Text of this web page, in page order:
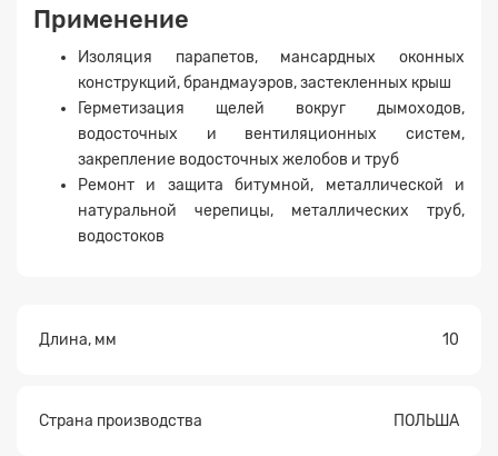
Применение
Изоляция парапетов, мансардных оконных
конструкций, брандмауэров, застекленных крыш
Герметизация щелей вокруг дымоходов,
водосточных и вентиляционных систем,
закрепление водосточных желобов и труб
Ремонт и защита битумной, металлической и
натуральной черепицы, металлических труб,
водостоков
Длина, мм 10
Страна производства ПОЛЬША